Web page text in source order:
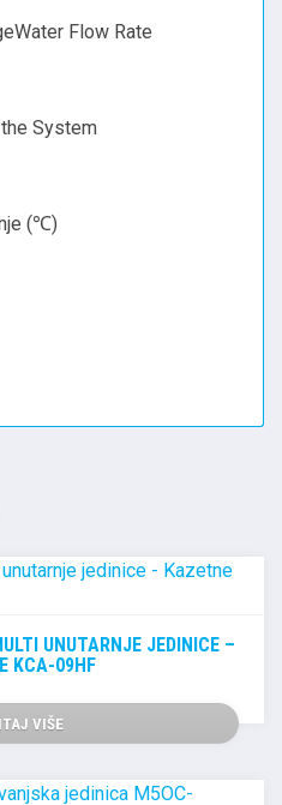
Flow Rate
System
(℃)
UNUTARNJE JEDINICE –
KCA-09HF
VIŠE